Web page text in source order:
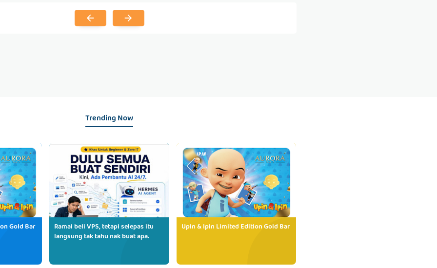
Trending Now
Gold Bar
Ramai beli VPS, tetapi selepas itu
langsung tak tahu nak buat apa.
Upin & Ipin Limited Edition Gold Bar